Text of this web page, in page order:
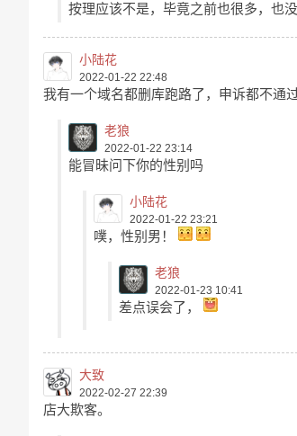
按理应该不是，毕竟之前也很多，也
小陆花
2022-01-22 22:48
我有一个域名都删库跑路了，申诉都不通
老狼
2022-01-22 23:14
能冒昧问下你的性别吗
小陆花
2022-01-22 23:21
噗，性别男！
老狼
2022-01-23 10:41
差点误会了，
大致
2022-02-27 22:39
店大欺客。